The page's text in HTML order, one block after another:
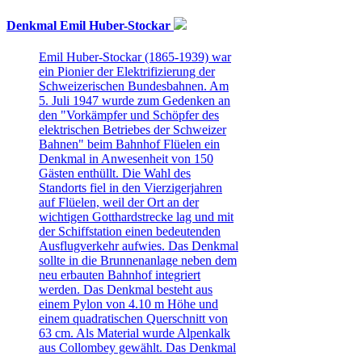
Denkmal Emil Huber-Stockar
Emil Huber-Stockar (1865-1939) war
ein Pionier der Elektrifizierung der
Schweizerischen Bundesbahnen. Am
5. Juli 1947 wurde zum Gedenken an
den "Vorkämpfer und Schöpfer des
elektrischen Betriebes der Schweizer
Bahnen" beim Bahnhof Flüelen ein
Denkmal in Anwesenheit von 150
Gästen enthüllt. Die Wahl des
Standorts fiel in den Vierzigerjahren
auf Flüelen, weil der Ort an der
wichtigen Gotthardstrecke lag und mit
der Schiffstation einen bedeutenden
Ausflugverkehr aufwies. Das Denkmal
sollte in die Brunnenanlage neben dem
neu erbauten Bahnhof integriert
werden. Das Denkmal besteht aus
einem Pylon von 4.10 m Höhe und
einem quadratischen Querschnitt von
63 cm. Als Material wurde Alpenkalk
aus Collombey gewählt. Das Denkmal